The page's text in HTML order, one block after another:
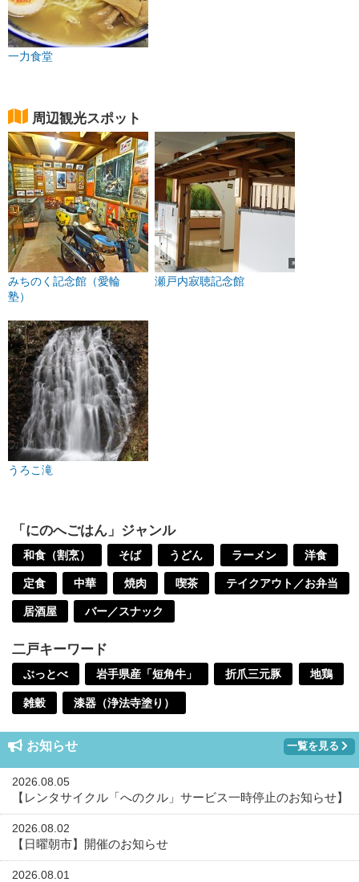
一力食堂
周辺観光スポット
みちのく記念館（愛輪
塾）
瀬戸内寂聴記念館
うろこ滝
「にのへごはん」ジャンル
和食（割烹） そば うどん ラーメン 洋食
定食 中華 焼肉 喫茶 テイクアウト／お弁当
居酒屋 バー／スナック
二戸キーワード
ぶっとべ 岩手県産「短角牛」 折爪三元豚 地鶏
雑穀 漆器（浄法寺塗り）
お知らせ 一覧を見る
2026.08.05
【レンタサイクル「へのクル」サービス一時停止のお知らせ】
2026.08.02
【日曜朝市】開催のお知らせ
2026.08.01